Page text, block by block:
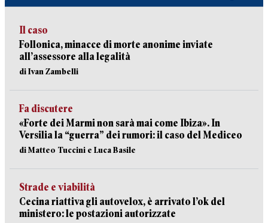
Il caso
Follonica, minacce di morte anonime inviate
all’assessore alla legalità
di Ivan Zambelli
Fa discutere
«Forte dei Marmi non sarà mai come Ibiza». In
Versilia la “guerra” dei rumori: il caso del Mediceo
di Matteo Tuccini e Luca Basile
Strade e viabilità
Cecina riattiva gli autovelox, è arrivato l’ok del
ministero: le postazioni autorizzate